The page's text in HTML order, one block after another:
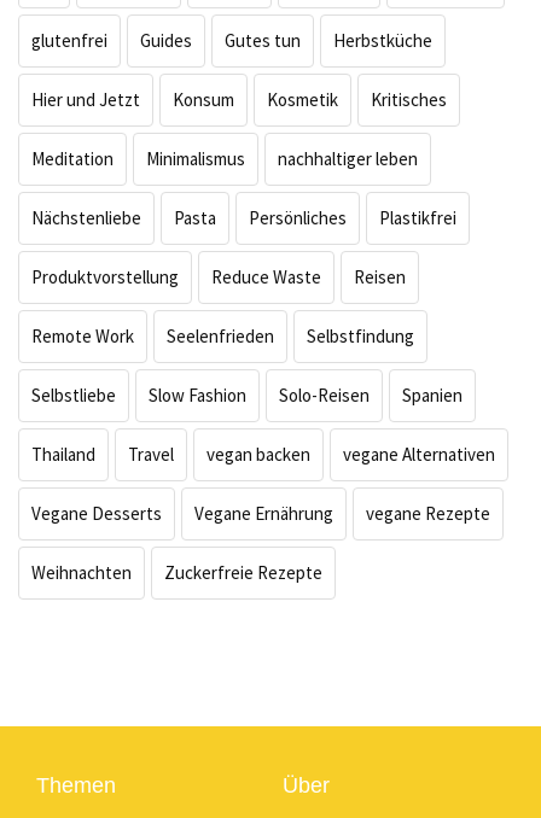
glutenfrei Guides Gutes tun Herbstküche
Hier und Jetzt Konsum Kosmetik Kritisches
Meditation Minimalismus nachhaltiger leben
Nächstenliebe Pasta Persönliches Plastikfrei
Produktvorstellung Reduce Waste Reisen
Remote Work Seelenfrieden Selbstfindung
Selbstliebe Slow Fashion Solo-Reisen Spanien
Thailand Travel vegan backen vegane Alternativen
Vegane Desserts Vegane Ernährung vegane Rezepte
Weihnachten Zuckerfreie Rezepte
Themen Über